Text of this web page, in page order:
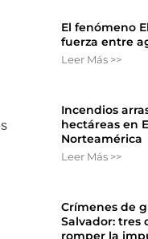
El fenómeno
fuerza entre
Leer Más >>
Incendios
hectáreas en
Norteamérica
Leer Más >>
Crímenes de
Salvador: tres
romper la